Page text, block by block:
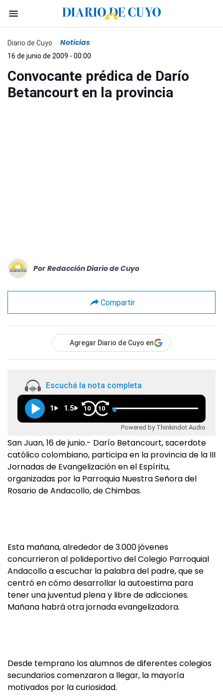
Diario de Cuyo Noticias
16 de junio de 2009 - 00:00
Convocante prédica de Darío
Betancourt en la provincia
Por Redacción Diario de Cuyo
Compartir
Agregar Diario de Cuyo en
Escuchá la nota completa
1 1.5 10 10
Powered by Thinkindot Audio
San Juan, 16 de junio.- Darío Betancourt, sacerdote
católico colombiano, participa en la provincia de la III
Jornadas de Evangelización en el Espíritu,
organizadas por la Parroquia Nuestra Señora del
Rosario de Andacollo, de Chimbas.
Esta mañana, alrededor de 3.000 jóvenes
concurrieron al polideportivo del Colegio Parroquial
Andacollo a escuchar la palabra del padre, que se
centró en cómo desarrollar la autoestima para
tener una juventud plena y libre de adicciones.
Mañana habrá otra jornada evangelizadora.
Desde temprano los alumnos de diferentes colegios
secundarios comenzaron a llegar, la mayoría
motivados por la curiosidad.